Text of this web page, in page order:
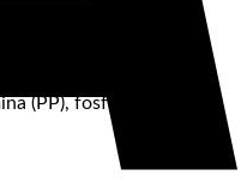
črevesnih težav in
(PP), fosforja (P) in B –